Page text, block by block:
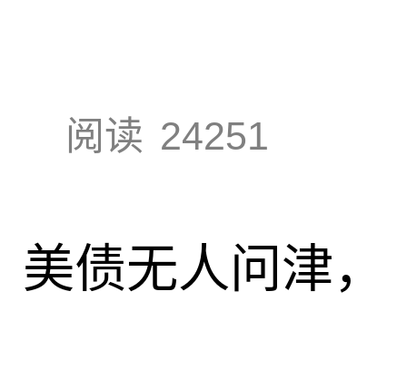
阅读 24251
债无人问津，